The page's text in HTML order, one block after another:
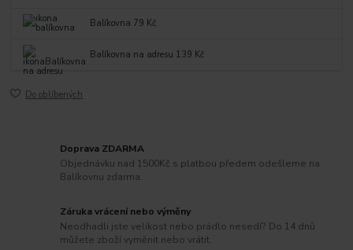
Balíkovna 79 Kč
Balíkovna na adresu 139 Kč
Do oblíbených
Doprava ZDARMA
Objednávku nad 1500Kč s platbou předem odešleme na
Balíkovnu zdarma.
Záruka vrácení nebo výměny
Neodhadli jste velikost nebo prádlo nesedí? Do 14 dnů
můžete zboží vyměnit nebo vrátit.